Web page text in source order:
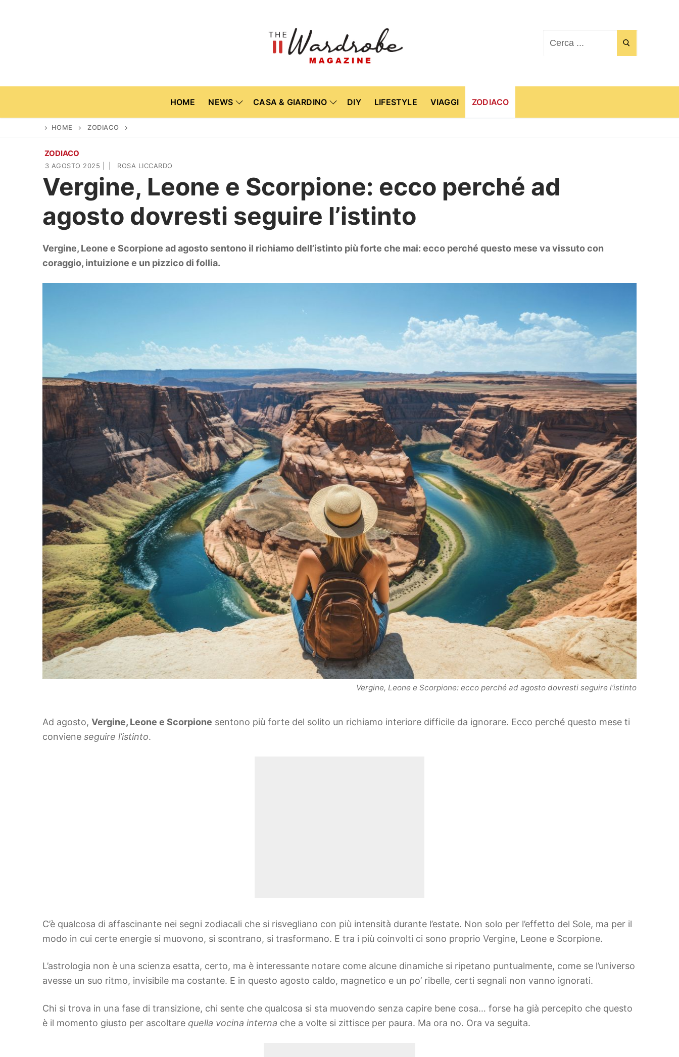
HOME NEWS CASA & GIARDINO DIY LIFESTYLE VIAGGI ZODIACO
Home
Casa & Giardino
Piante e fiori
Lifestyle
HOME ZODIACO
ZODIACO
3 AGOSTO 2025 ROSA LICCARDO
Vergine, Leone e Scorpione: ecco perché ad
agosto dovresti seguire l’istinto
Vergine, Leone e Scorpione ad agosto sentono il richiamo dell’istinto più forte che mai: ecco perché questo mese va vissuto con
coraggio, intuizione e un pizzico di follia.
Vergine, Leone e Scorpione: ecco perché ad agosto dovresti seguire l’istinto
Ad agosto, Vergine, Leone e Scorpione sentono più forte del solito un richiamo interiore difficile da ignorare. Ecco perché questo mese ti
conviene seguire l’istinto.
C’è qualcosa di affascinante nei segni zodiacali che si risvegliano con più intensità durante l’estate. Non solo per l’effetto del Sole, ma per il
modo in cui certe energie si muovono, si scontrano, si trasformano. E tra i più coinvolti ci sono proprio Vergine, Leone e Scorpione.
L’astrologia non è una scienza esatta, certo, ma è interessante notare come alcune dinamiche si ripetano puntualmente, come se l’universo
avesse un suo ritmo, invisibile ma costante. E in questo agosto caldo, magnetico e un po’ ribelle, certi segnali non vanno ignorati.
Chi si trova in una fase di transizione, chi sente che qualcosa si sta muovendo senza capire bene cosa… forse ha già percepito che questo
è il momento giusto per ascoltare quella vocina interna che a volte si zittisce per paura. Ma ora no. Ora va seguita.